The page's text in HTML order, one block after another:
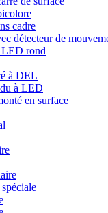
cadre
détecteur de
LED rond
à DEL
à LED
en surface